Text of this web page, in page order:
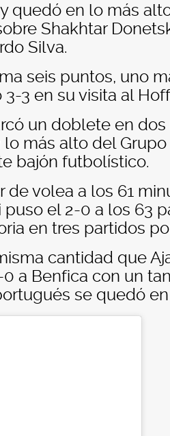
quedó en lo más
Shakhtar
Silva.
seis puntos, uno
3 en su visita al
un doblete en
lo más alto del
bajón futbolístico.
de volea a los 61
el 2-0 a los 63
en tres partidos
cantidad que
a Benfica con un
se quedó